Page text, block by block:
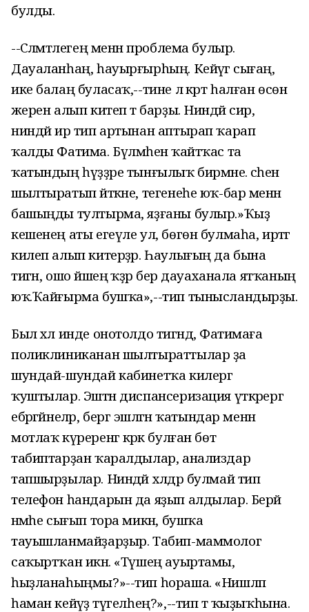
булды.
--Сәләмәтлегең менән проблема булыр.
Дауаланһаң, һауырғырһың. Кейәүгә сығаң,
ике балаң буласаҡ,--тине лә кәрт һалған өсөн
әжерен алып китеп тә барҙы. Ниндәй сир,
ниндәй ир тип артынан аптырап ҡарап
ҡалды Фатима. Бүлмәһенә ҡайтҡас та
ҡатындың һүҙҙәре тынғылыҡ бирмәне. әсәһенә
шылтыратып әйткәне, тегенеһе юҡ-бар менән
башыңды тултырма, яҙғаны булыр.»Ҡыҙ
кешенең аты егеүле ул, бөгөн булмаһа, иртәгә
килеп алып китерҙәр. Һаулығың да бына
тигән, ошо йәшеңә ҡәҙәр бер дауаханала ятҡаның
юҡ.Ҡайғырма бушҡа»,--тип тынысландырҙы.
Был хәл инде онотолдо тигәндә, Фатимаға
поликлиниканан шылтыраттылар ҙа
шундай-шундай кабинетҡа килергә
ҡуштылар. Эштән диспансеризация үткәрергә
ебәргәйнеләр, бергә эшләгән ҡатындар менән
мотлаҡ күреренгә кәрәк булған бөтә
табиптарҙан ҡаралдылар, анализдар
тапшырҙылар. Ниндәй хәлдәр булмай тип
телефон һандарын да яҙып алдылар. Берәй
нәмәһе сығып тора микән, бушҡа
тауышланмайҙарҙыр. Табип-маммолог
саҡыртҡан икән. «Түшең ауыртамы,
һыҙланаһыңмы?»--тип һораша. «Нишләп
һаман кейәүҙә түгелһең?»,--тип тә ҡыҙыҡһына.